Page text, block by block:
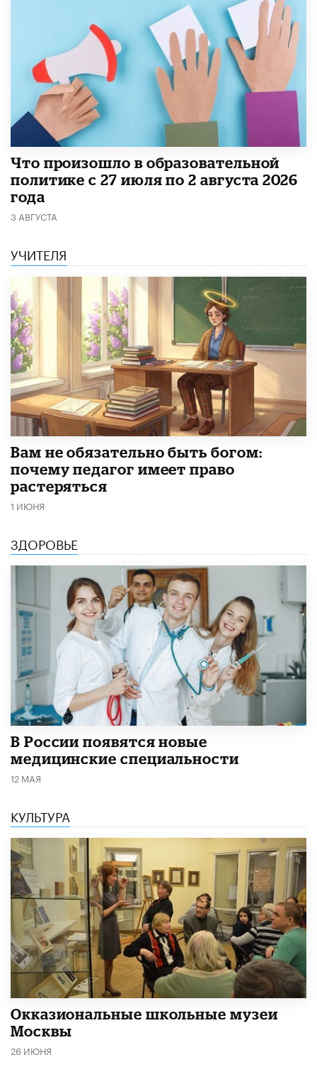
​Что произошло в образовательной
политике с 27 июля по 2 августа 2026
года
3 АВГУСТА
УЧИТЕЛЯ
​Вам не обязательно быть богом:
почему педагог имеет право
растеряться
1 ИЮНЯ
ЗДОРОВЬЕ
В России появятся новые
медицинские специальности
12 МАЯ
КУЛЬТУРА
​Окказиональные школьные музеи
Москвы
26 ИЮНЯ